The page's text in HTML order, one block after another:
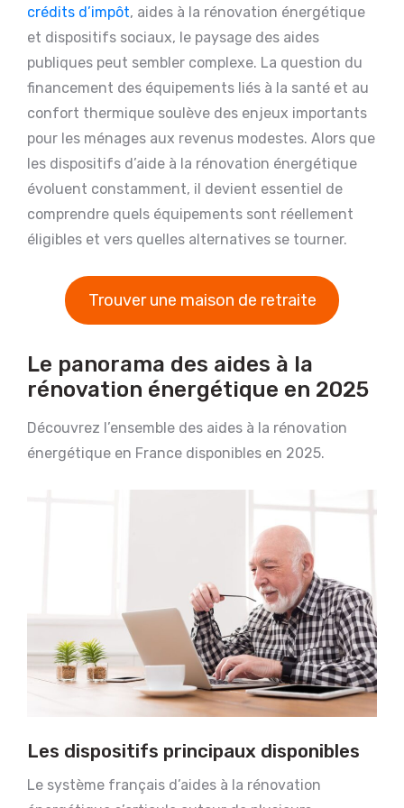
crédits d’impôt, aides à la rénovation énergétique
et dispositifs sociaux, le paysage des aides
publiques peut sembler complexe. La question du
financement des équipements liés à la santé et au
confort thermique soulève des enjeux importants
pour les ménages aux revenus modestes. Alors que
les dispositifs d’aide à la rénovation énergétique
évoluent constamment, il devient essentiel de
comprendre quels équipements sont réellement
éligibles et vers quelles alternatives se tourner.
Trouver une maison de retraite
Le panorama des aides à la
rénovation énergétique en 2025
Découvrez l’ensemble des aides à la rénovation
énergétique en France disponibles en 2025.
Les dispositifs principaux disponibles
Le système français d’aides à la rénovation